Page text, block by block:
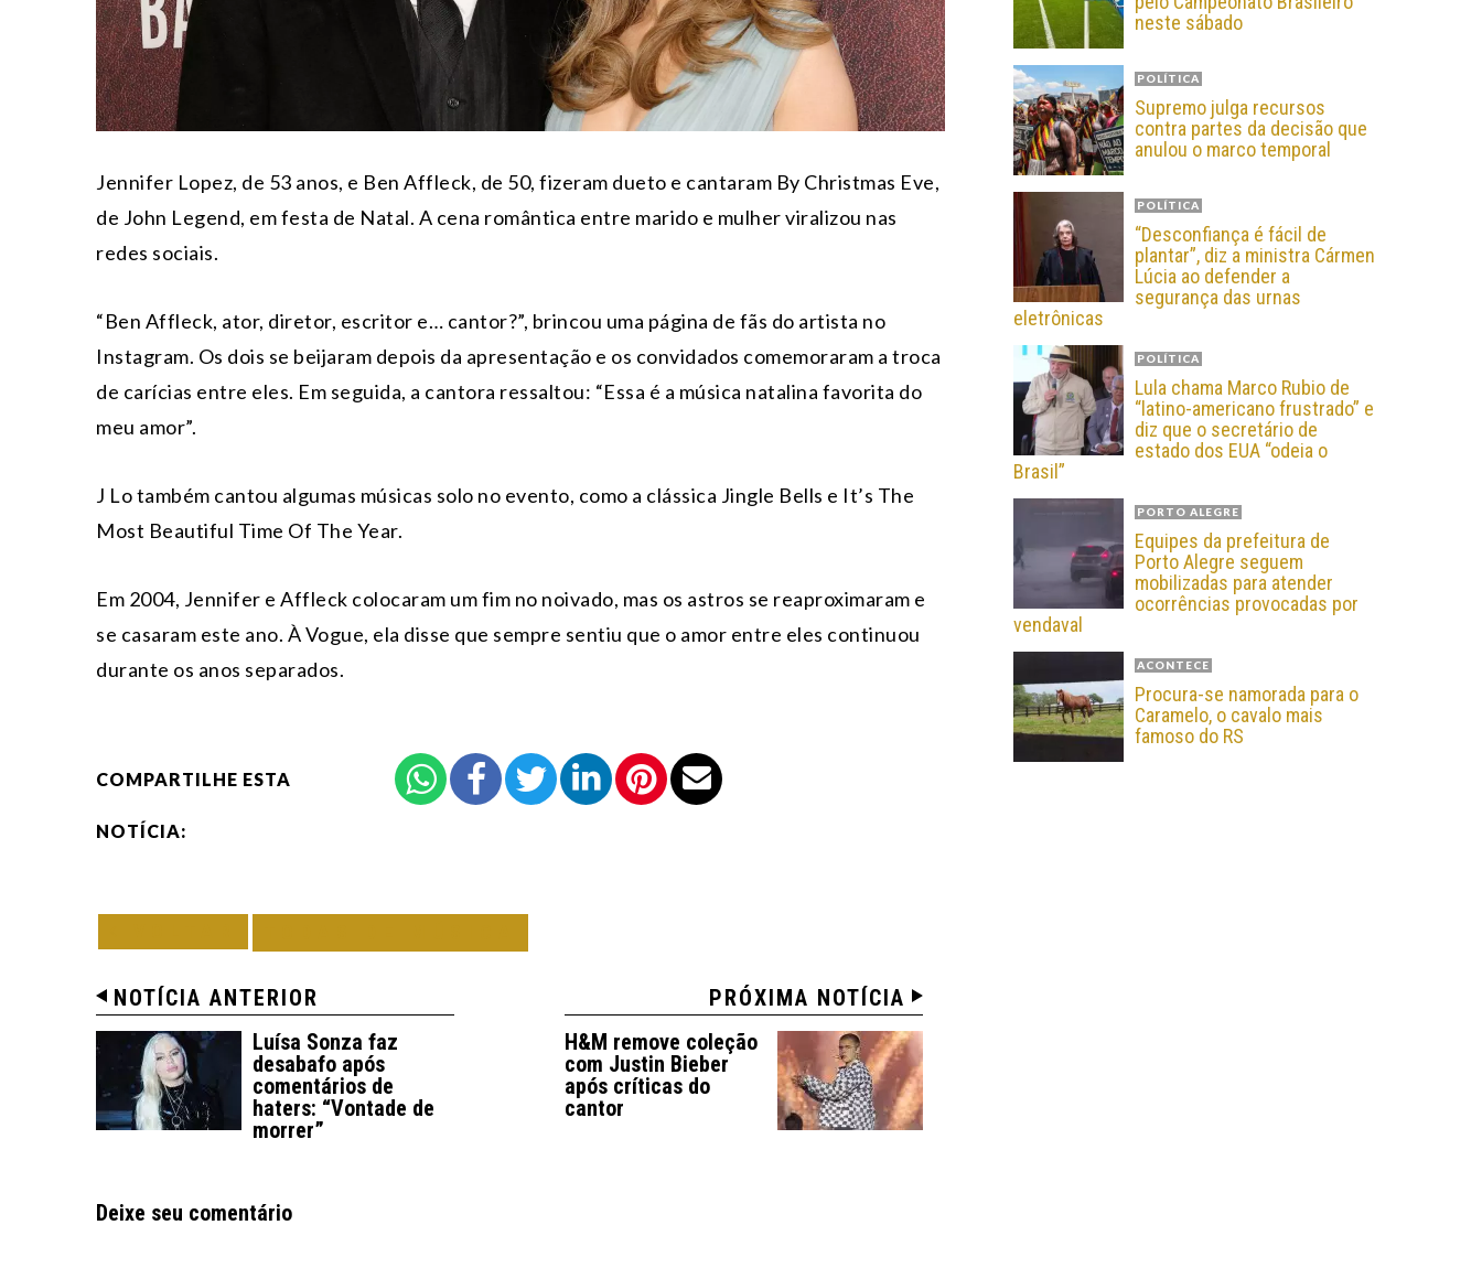
Jennifer Lopez, de 53 anos, e Ben Affleck, de 50, fizeram dueto e cantaram By Christmas Eve,
de John Legend, em festa de Natal. A cena romântica entre marido e mulher viralizou nas
redes sociais.
“Ben Affleck, ator, diretor, escritor e… cantor?”, brincou uma página de fãs do artista no
Instagram. Os dois se beijaram depois da apresentação e os convidados comemoraram a troca
de carícias entre eles. Em seguida, a cantora ressaltou: “Essa é a música natalina favorita do
meu amor”.
J Lo também cantou algumas músicas solo no evento, como a clássica Jingle Bells e It’s The
Most Beautiful Time Of The Year.
Em 2004, Jennifer e Affleck colocaram um fim no noivado, mas os astros se reaproximaram e
se casaram este ano. À Vogue, ela disse que sempre sentiu que o amor entre eles continuou
durante os anos separados.
COMPARTILHE ESTA
NOTÍCIA:
NOTÍCIA ANTERIOR
Luísa Sonza faz
desabafo após
comentários de
haters: “Vontade de
morrer”
PRÓXIMA NOTÍCIA
H&M remove coleção
com Justin Bieber
após críticas do
cantor
Deixe seu comentário
neste sábado
POLÍTICA
Supremo julga recursos
contra partes da decisão que
anulou o marco temporal
POLÍTICA
“Desconfiança é fácil de
plantar”, diz a ministra Cármen
Lúcia ao defender a
segurança das urnas
eletrônicas
POLÍTICA
Lula chama Marco Rubio de
“latino-americano frustrado” e
diz que o secretário de
estado dos EUA “odeia o
Brasil”
PORTO ALEGRE
Equipes da prefeitura de
Porto Alegre seguem
mobilizadas para atender
ocorrências provocadas por
vendaval
ACONTECE
Procura-se namorada para o
Caramelo, o cavalo mais
famoso do RS